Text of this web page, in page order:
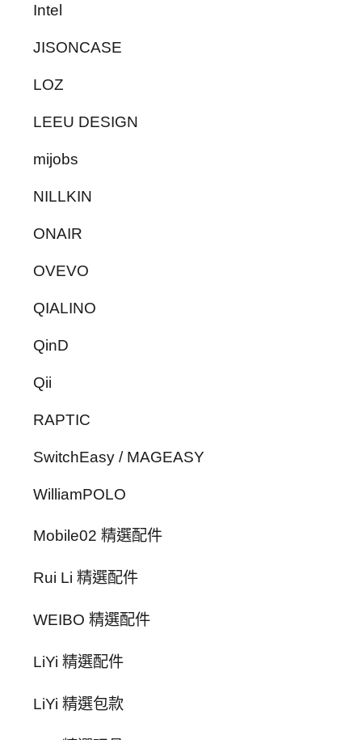
Intel
JISONCASE
LOZ
LEEU DESIGN
mijobs
NILLKIN
ONAIR
OVEVO
QIALINO
QinD
Qii
RAPTIC
SwitchEasy / MAGEASY
WilliamPOLO
Mobile02 精選配件
Rui Li 精選配件
WEIBO 精選配件
LiYi 精選配件
LiYi 精選包款